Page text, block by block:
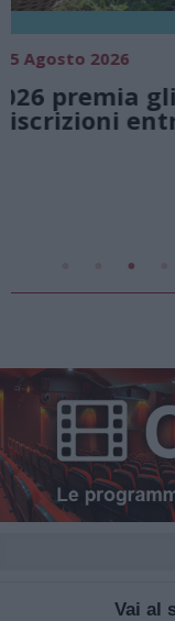
18 Luglio 2026 - 15
Vivi l’estate
natura e
Lago di
Vai al